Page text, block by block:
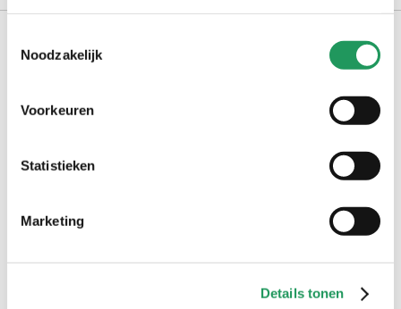
Noodzakelijk
Voorkeuren
Statistieken
Marketing
Details tonen
gebruik #pipooscreatives of tag @pipooshobby en inspireer